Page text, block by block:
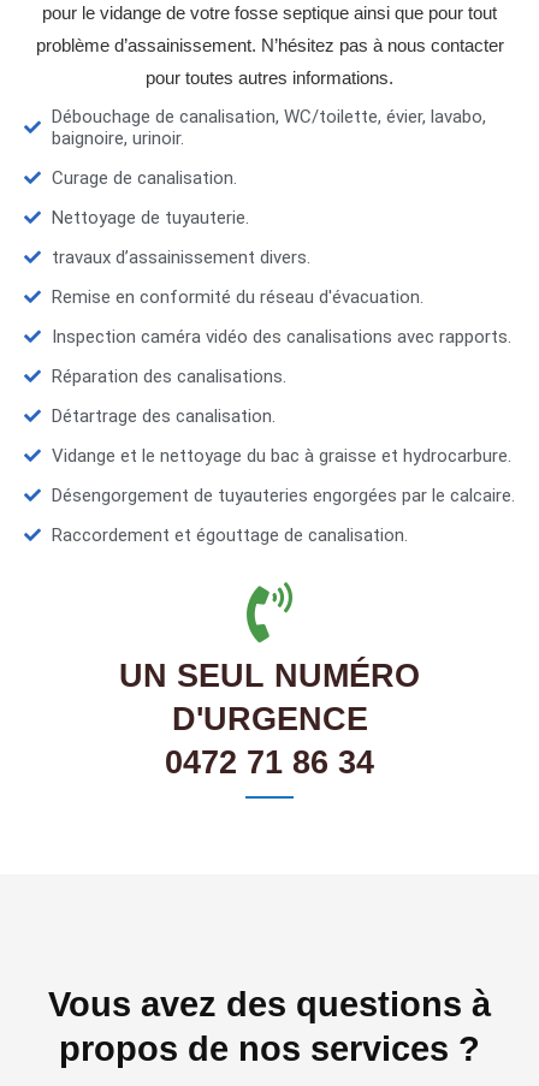
pour le vidange de votre fosse septique ainsi que pour tout
problème d’assainissement. N’hésitez pas à nous contacter
pour toutes autres informations.
Débouchage de canalisation, WC/toilette, évier, lavabo,
baignoire, urinoir.
Curage de canalisation.
Nettoyage de tuyauterie.
travaux d’assainissement divers.
Remise en conformité du réseau d'évacuation.
Inspection caméra vidéo des canalisations avec rapports.
Réparation des canalisations.
Détartrage des canalisation.
Vidange et le nettoyage du bac à graisse et hydrocarbure.
Désengorgement de tuyauteries engorgées par le calcaire.
Raccordement et égouttage de canalisation.
UN SEUL NUMÉRO
D'URGENCE
0472 71 86 34
Vous avez des questions à
propos de nos services ?